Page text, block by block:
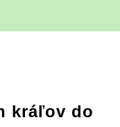
kráľov do